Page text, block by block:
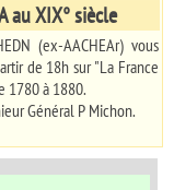
au XIX° siècle
(ex-AACHEAr) vous
de 18h sur "La France
1780 à 1880.
Général P Michon.